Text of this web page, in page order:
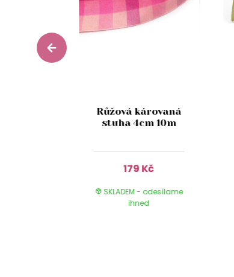
Růžová károvaná
stuha 4cm 10m
179 Kč
SKLADEM - odesílame
ihned